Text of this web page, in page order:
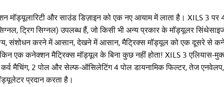
उत्पाद पंजीकरण
सेवा
मॉड्यूलारिटी और साउंड डिज़ाइन को एक नए आयाम में लाता है। XILS 3
ट्रिग सिग्नल) उपलब्ध हैं, जो किसी भी अन्य प्रकार के मॉड्यूलर
संशोधन करने में आसान, देखने में आसान, मैट्रिक्स मॉड्यूल को एक दूसरे से
एक कनेक्शन मैट्रिक्स मॉड्यूल के बिना कुछ नहीं होता! XILS 3 एलियास-मुक्त,
मैचिंग, 2 पोल और सेल्फ-ऑसिलेटिंग 4 पोल डायनामिक फिल्टर, तेज
प्रदान करता है।